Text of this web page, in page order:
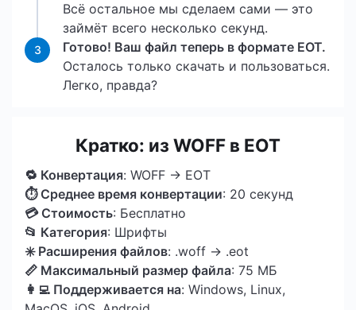
Всё остальное мы сделаем сами — это
займёт всего несколько секунд.
3
Готово! Ваш файл теперь в формате EOT.
Осталось только скачать и пользоваться.
Легко, правда?
Кратко: из WOFF в EOT
🔁 Конвертация: WOFF → EOT
⏱ Среднее время конвертации: 20 секунд
💳 Стоимость: Бесплатно
📂 Категория: Шрифты
✳️ Расширения файлов: .woff → .eot
📏 Максимальный размер файла: 75 МБ
👩‍💻 Поддерживается на: Windows, Linux,